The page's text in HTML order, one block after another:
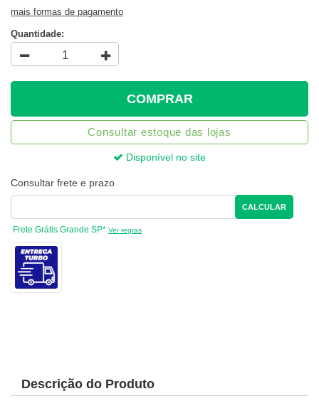
mais formas de pagamento
Quantidade:
COMPRAR
Consultar estoque das lojas
Disponível no site
Consultar frete e prazo
CALCULAR
Frete Grátis Grande SP* Ver regras
Descrição do Produto